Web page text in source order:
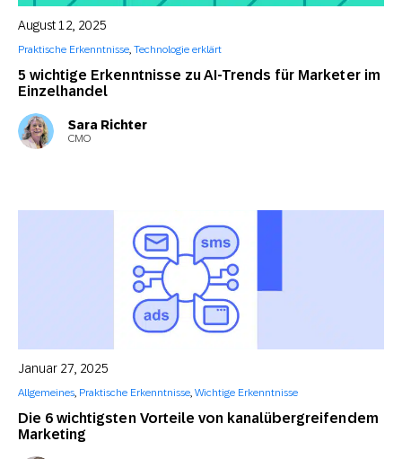
5 wichtige Erkenntnisse zu AI-Trends für Marketer im
Einzelhandel
August 12, 2025
Praktische Erkenntnisse, Technologie erklärt
Sara Richter
CMO
Die 6 wichtigsten Vorteile von kanalübergreifendem
Marketing
Januar 27, 2025
Allgemeines, Praktische Erkenntnisse, Wichtige Erkenntnisse